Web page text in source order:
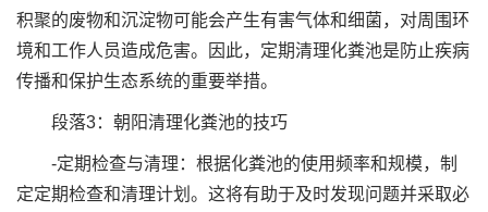
积聚的废物和沉淀物可能会产生有害气体和细菌，对周围环
境和工作人员造成危害。因此，定期清理化粪池是防止疾病
传播和保护生态系统的重要举措。
段落3：朝阳清理化粪池的技巧
-定期检查与清理：根据化粪池的使用频率和规模，制
定定期检查和清理计划。这将有助于及时发现问题并采取必